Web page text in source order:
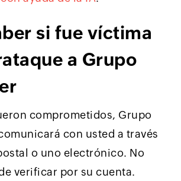
si fue víctima
a Grupo
comprometidos, Grupo
con usted a través
o uno electrónico. No
verificar por su cuenta.